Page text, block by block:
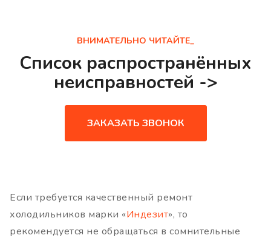
ВНИМАТЕЛЬНО ЧИТАЙТЕ_
Список распространённых
неисправностей ->
ЗАКАЗАТЬ ЗВОНОК
Если требуется качественный ремонт
холодильников марки «Индезит», то
рекомендуется не обращаться в сомнительные